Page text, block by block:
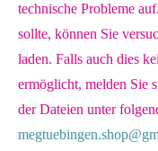
technische Probleme
sollte, können Sie
laden. Falls auch dies
ermöglicht, melden Sie
der Dateien unter